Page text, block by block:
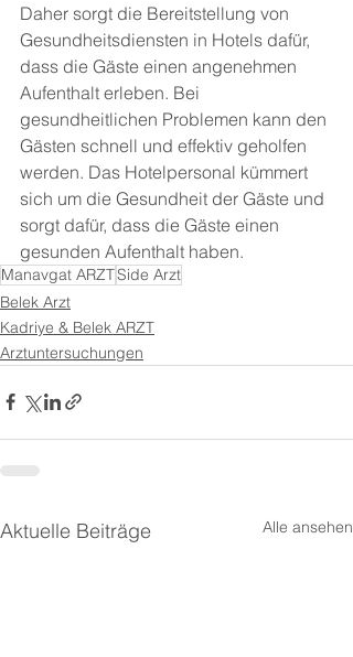
Daher sorgt die Bereitstellung von
Gesundheitsdiensten in Hotels dafür,
dass die Gäste einen angenehmen
Aufenthalt erleben. Bei
gesundheitlichen Problemen kann den
Gästen schnell und effektiv geholfen
werden. Das Hotelpersonal kümmert
sich um die Gesundheit der Gäste und
sorgt dafür, dass die Gäste einen
gesunden Aufenthalt haben.
Manavgat ARZTSide Arzt
Belek Arzt
Kadriye & Belek ARZT
Arztuntersuchungen
Aktuelle Beiträge Alle ansehen